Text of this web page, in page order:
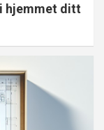
hjemmet ditt